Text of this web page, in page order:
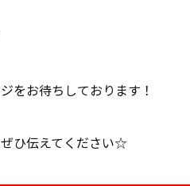
をお待ちしております！
ひ伝えてください☆